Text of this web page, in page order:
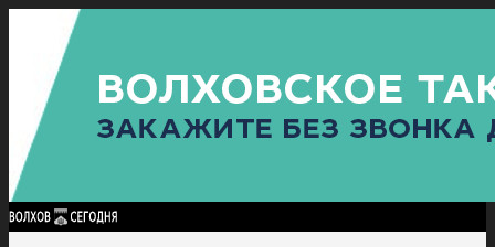
Найти:
ГЛАВНАЯ ПОЛИТИКАПРОИСШЕСТВИЯ ПРОКУРАТУРАСПОРТ
ПОЛИТИКА
КУЛЬТУРА
ПОСЕЛЕНИЯ